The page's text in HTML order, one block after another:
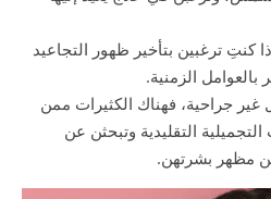
كنتِ ترغبين بتأخير ظهور التجاعيد
بالعوامل الزمنية.
جراحية، فهناك الكثيرات ممن
التقليدية وتبحثن عن
مظهر بشرتهن.